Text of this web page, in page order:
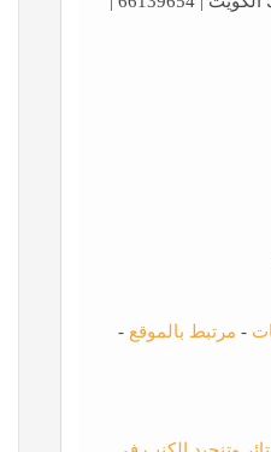
- مرتبط بالموقع -